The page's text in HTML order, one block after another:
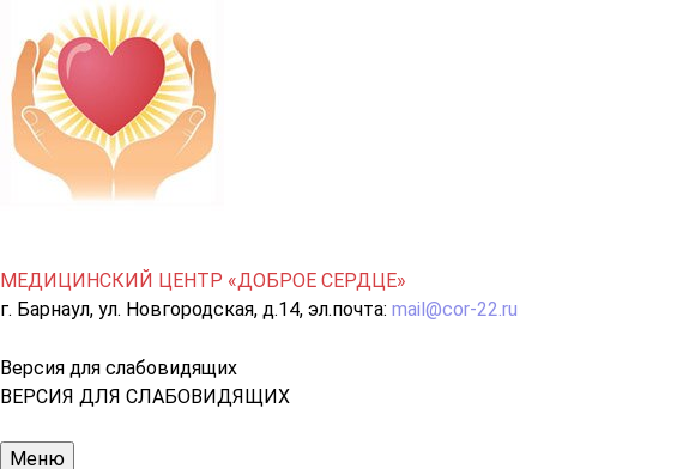
МЕДИЦИНСКИЙ ЦЕНТР «ДОБРОЕ СЕРДЦЕ»
г. Барнаул, ул. Новгородская, д.14, эл.почта: mail@cor-22.ru
Версия для слабовидящих
ВЕРСИЯ ДЛЯ СЛАБОВИДЯЩИХ
Основное
Меню